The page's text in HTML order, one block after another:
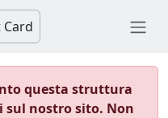
Card
questa struttura
sul nostro sito. Non